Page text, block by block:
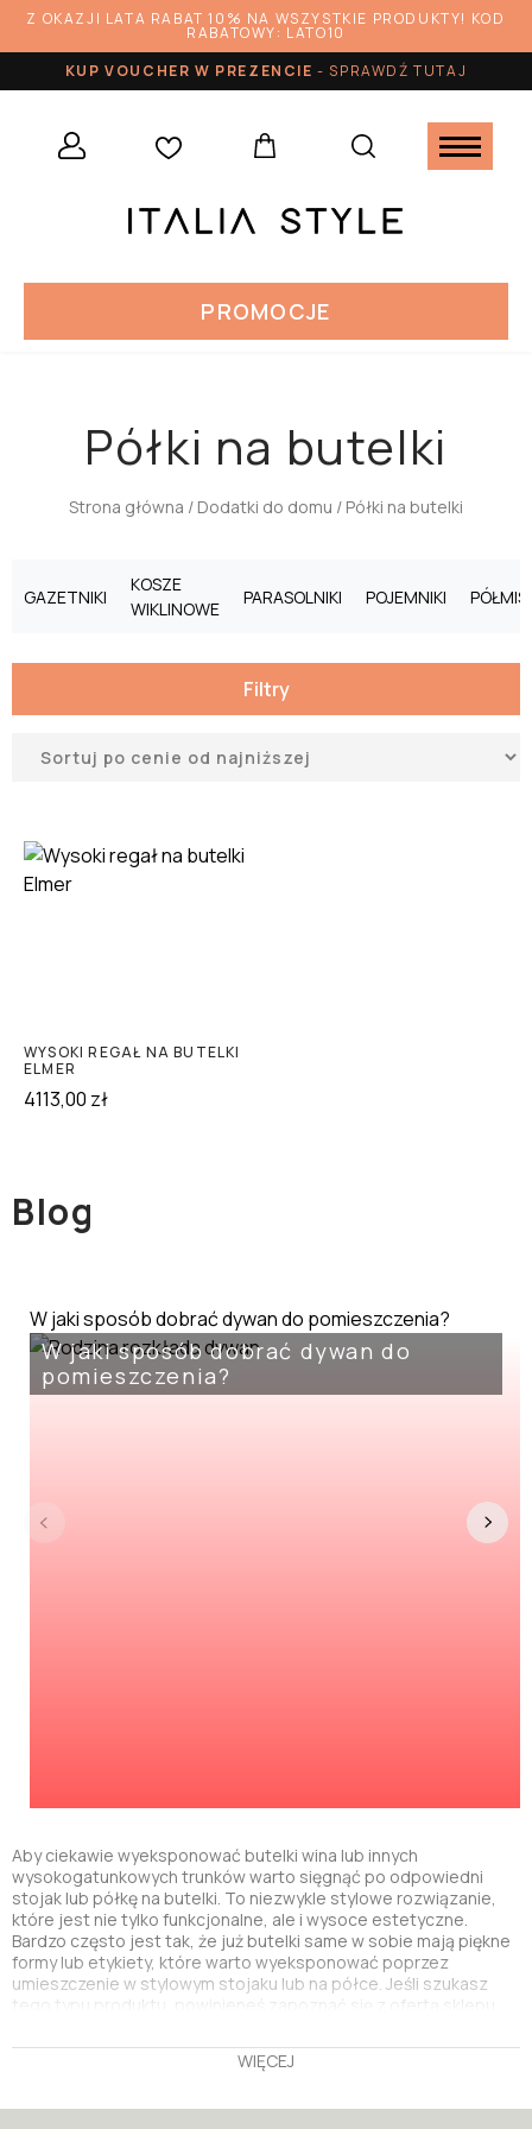
Z OKAZJI LATA RABAT 10% NA WSZYSTKIE PRODUKTY! KOD
RABATOWY: LATO10
KUP VOUCHER W PREZENCIE-SPRAWDŹ TUTAJ
PROMOCJE
Półki na butelki
Strona główna / Dodatki do domu / Półki na butelki
GAZETNIKI
KOSZE
WIKLINOWE
PARASOLNIKI POJEMNIKI
Filtry
WYSOKI REGAŁ NA BUTELKI
ELMER
4113,00 zł
Blog
W jaki sposób dobrać dywan do pomieszczenia?
W jaki sposób dobrać dywan do
pomieszczenia?
Aby ciekawie wyeksponować butelki wina lub innych
wysokogatunkowych trunków warto sięgnąć po odpowiedni
stojak lub półkę na butelki. To niezwykle stylowe rozwiązanie,
które jest nie tylko funkcjonalne, ale i wysoce estetyczne.
Bardzo często jest tak, że już butelki same w sobie mają piękne
formy lub etykiety, które warto wyeksponować poprzez
umieszczenie w stylowym stojaku lub na półce. Jeśli szukasz
tego typu produktu, powinieneś zapoznać się z ofertą sklepu
Wiszące stojaki na butelki
Jednym z rozwiązań, jakie proponują projektanci są stojaki
WIĘCEJ